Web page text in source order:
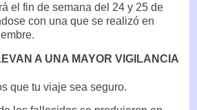
el fin de semana del 24 y 25 de
con una que se realizó en
A UNA MAYOR VIGILANCIA
que tu viaje sea seguro.